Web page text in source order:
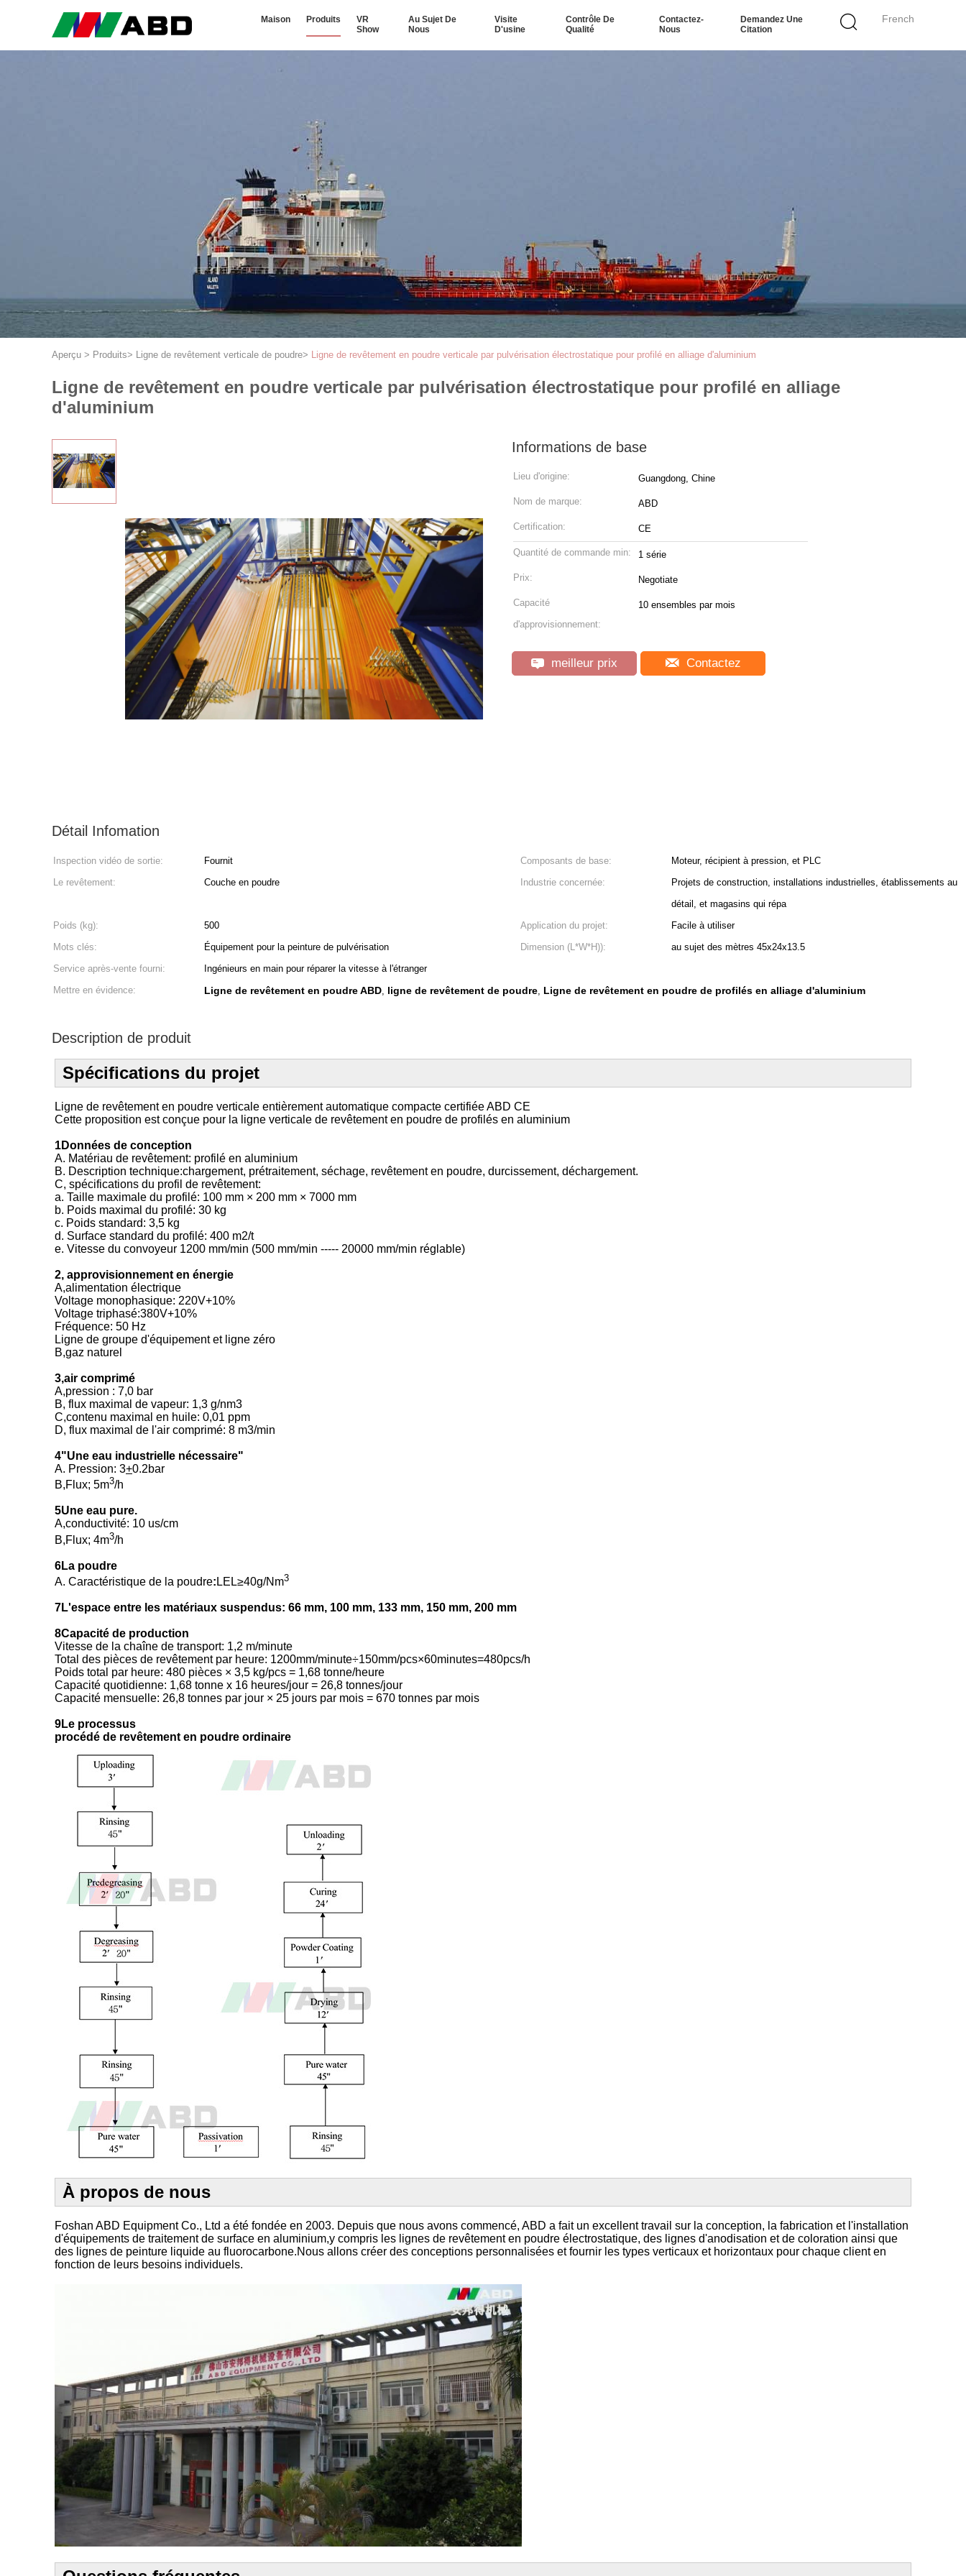
French
Maison Produits
VR
Show
Au Sujet De
Nous
Visite
D'usine
Contrôle De
Qualité
Contactez-
Nous
Demandez Une
Citation
Aperçu > Produits> Ligne de revêtement verticale de poudre> Ligne de revêtement en poudre verticale par pulvérisation électrostatique pour profilé en alliage d'aluminium
Ligne de revêtement en poudre verticale par pulvérisation électrostatique pour profilé en alliage
d'aluminium
Informations de base
Lieu d'origine: Guangdong, Chine
Nom de marque: ABD
Certification: CE
Quantité de commande min: 1 série
Prix: Negotiate
Capacité
d'approvisionnement:
10 ensembles par mois
meilleur prix Contactez
Détail Infomation
Inspection vidéo de sortie: Fournit Composants de base:
Moteur, récipient à pression, et PLC
Le revêtement:
Couche en poudre Industrie concernée:
Projets de construction, installations industrielles, établissements au
détail, et magasins qui répa
Poids (kg):
500 Application du projet:
Facile à utiliser
Mots clés:
Équipement pour la peinture de pulvérisation Dimension (L*W*H)):
au sujet des mètres 45x24x13.5
Service après-vente fourni:
Ingénieurs en main pour réparer la vitesse à l'étranger
Mettre en évidence:
Ligne de revêtement en poudre ABD, ligne de revêtement de poudre, Ligne de revêtement en poudre de profilés en alliage d'aluminium
Description de produit
Spécifications du projet
Ligne de revêtement en poudre verticale entièrement automatique compacte certifiée ABD CE
Cette proposition est conçue pour la ligne verticale de revêtement en poudre de profilés en aluminium
1Données de conception
A. Matériau de revêtement: profilé en aluminium
B. Description technique:chargement, prétraitement, séchage, revêtement en poudre, durcissement, déchargement.
C, spécifications du profil de revêtement:
a. Taille maximale du profilé: 100 mm × 200 mm × 7000 mm
b. Poids maximal du profilé: 30 kg
c. Poids standard: 3,5 kg
d. Surface standard du profilé: 400 m2/t
e. Vitesse du convoyeur 1200 mm/min (500 mm/min ----- 20000 mm/min réglable)
2, approvisionnement en énergie
A,alimentation électrique
Voltage monophasique: 220V+10%
Voltage triphasé:380V+10%
Fréquence: 50 Hz
Ligne de groupe d'équipement et ligne zéro
B,gaz naturel
3,air comprimé
A,pression : 7,0 bar
B, flux maximal de vapeur: 1,3 g/nm3
C,contenu maximal en huile: 0,01 ppm
D, flux maximal de l'air comprimé: 8 m3/min
4"Une eau industrielle nécessaire"
A. Pression: 3+0.2bar
B,Flux; 5m3/h
5Une eau pure.
A,conductivité: 10 us/cm
B,Flux; 4m3/h
6La poudre
A. Caractéristique de la poudre: LEL≥40g/Nm3
7L'espace entre les matériaux suspendus: 66 mm, 100 mm, 133 mm, 150 mm, 200 mm
8Capacité de production
Vitesse de la chaîne de transport: 1,2 m/minute
Total des pièces de revêtement par heure: 1200mm/minute÷150mm/pcs×60minutes=480pcs/h
Poids total par heure: 480 pièces × 3,5 kg/pcs = 1,68 tonne/heure
Capacité quotidienne: 1,68 tonne x 16 heures/jour = 26,8 tonnes/jour
Capacité mensuelle: 26,8 tonnes par jour × 25 jours par mois = 670 tonnes par mois
9Le processus
procédé de revêtement en poudre ordinaire
À propos de nous
Foshan ABD Equipment Co., Ltd a été fondée en 2003. Depuis que nous avons commencé, ABD a fait un excellent travail sur la conception, la fabrication et l'installation
d'équipements de traitement de surface en aluminium,y compris les lignes de revêtement en poudre électrostatique, des lignes d'anodisation et de coloration ainsi que
des lignes de peinture liquide au fluorocarbone.Nous allons créer des conceptions personnalisées et fournir les types verticaux et horizontaux pour chaque client en
fonction de leurs besoins individuels.